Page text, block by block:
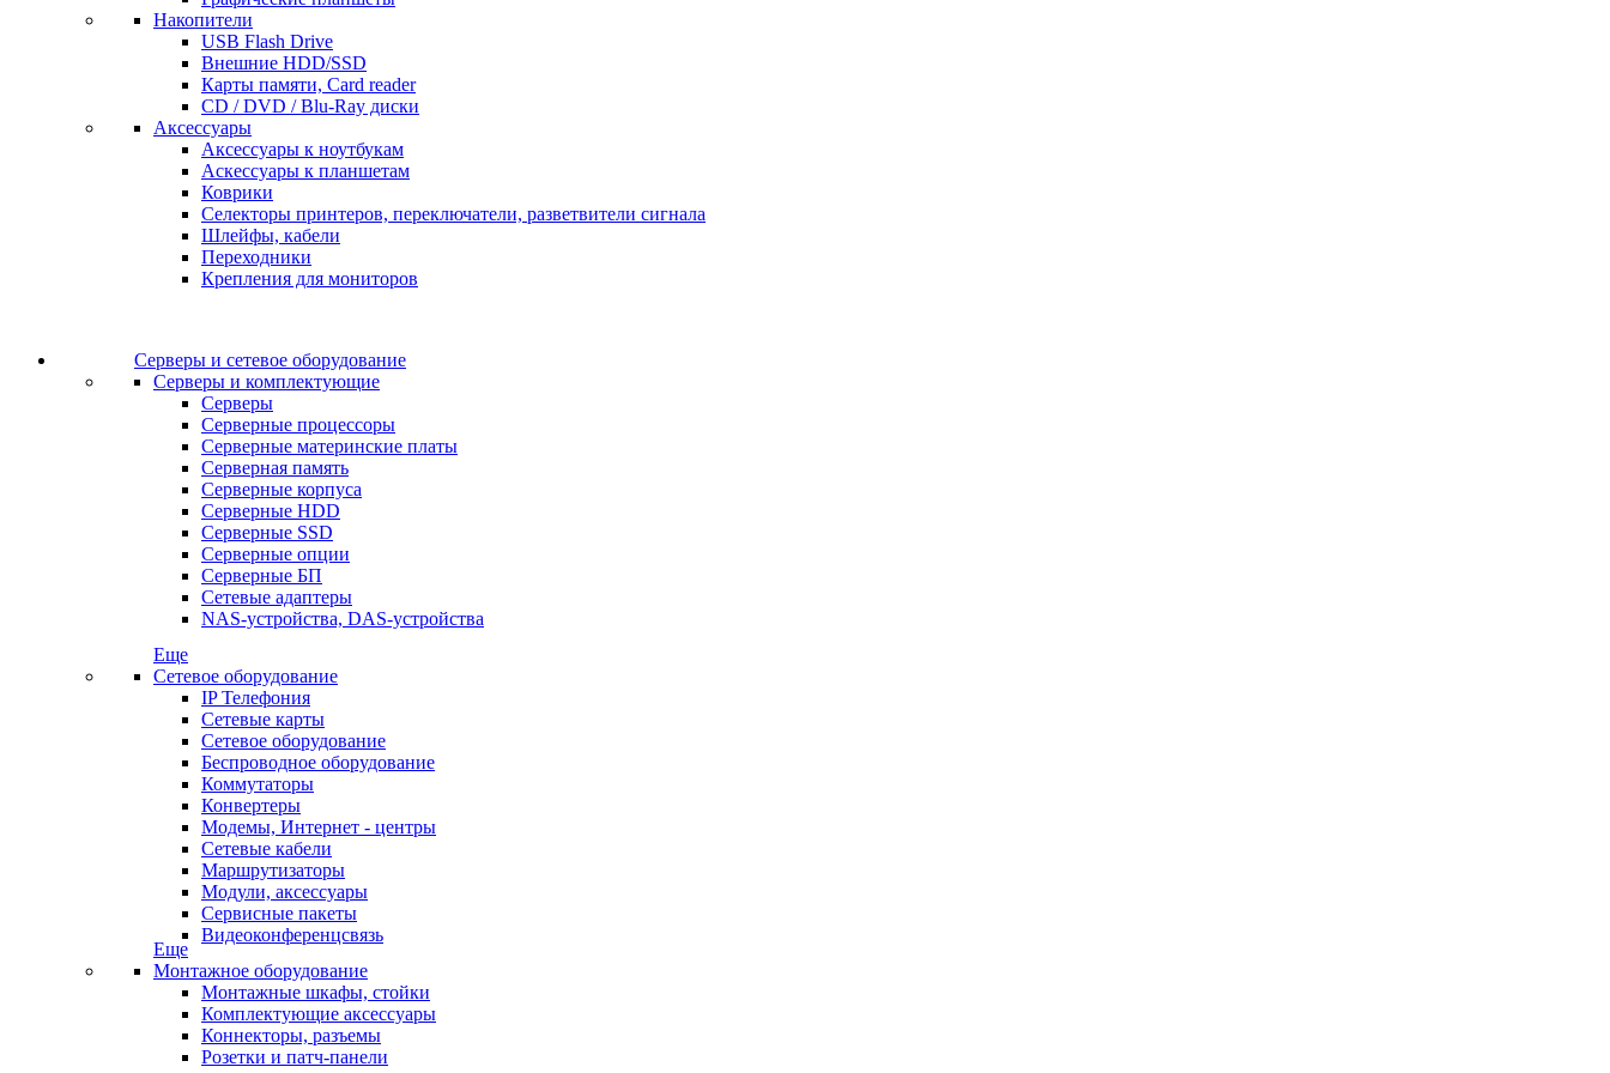
Накопители
USB Flash Drive
Внешние HDD/SSD
Карты памяти, Card reader
CD / DVD / Blu-Ray диски
Аксессуары
Аксессуары к ноутбукам
Аскессуары к планшетам
Коврики
Селекторы принтеров, переключатели, разветвители сигнала
Шлейфы, кабели
Переходники
Крепления для мониторов
Серверы и сетевое оборудование
Серверы и комплектующие
Серверы
Серверные процессоры
Серверные материнские платы
Серверная память
Серверные корпуса
Серверные HDD
Серверные SSD
Серверные опции
Серверные БП
Сетевые адаптеры
NAS-устройства, DAS-устройства
Еще
Сетевое оборудование
IP Телефония
Сетевые карты
Сетевое оборудование
Беспроводное оборудование
Коммутаторы
Конвертеры
Модемы, Интернет - центры
Сетевые кабели
Маршрутизаторы
Модули, аксессуары
Сервисные пакеты
Видеоконференцсвязь
Еще
Монтажное оборудование
Монтажные шкафы, стойки
Комплектующие аксессуары
Коннекторы, разъемы
Розетки и патч-панели